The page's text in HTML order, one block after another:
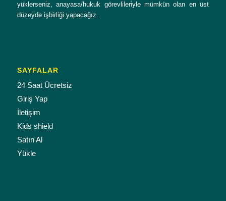
yüklerseniz, anayasa/hukuk görevlileriyle mümkün olan en üst
düzeyde işbirliği yapacağız.
SAYFALAR
24 Saat Ücretsiz
Giriş Yap
İletişim
Kids shield
Satın Al
Yükle